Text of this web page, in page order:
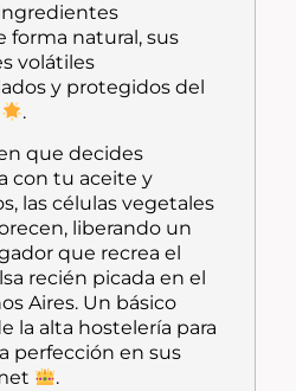
forma natural, sus
volátiles
y protegidos del
.
que decides
con tu aceite y
las células vegetales
liberando un
que recrea el
recién picada en el
Aires. Un básico
la alta hostelería para
perfección en sus
.